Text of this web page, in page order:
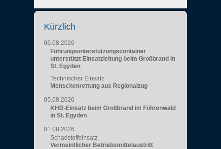
Kürzlich
06.08.2026
Führungsunterstützungscontainer
unterstützt Einsatzleitung beim Großbrand in
St. Egyden
Technischer Einsatz
Menschenrettung aus Regionalzug
05.08.2026
KHD-Einsatz beim Großbrand im Föhrenwald
in St. Egyden
01.08.2026
Schadstoffeinsatz
Vermeintlicher Betriebsmittelaustritt